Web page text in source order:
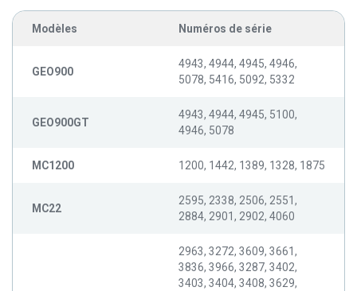
Modèles Numéros de série
GEO900
4943, 4944, 4945, 4946,
5078, 5416, 5092, 5332
GEO900GT
4943, 4944, 4945, 5100,
4946, 5078
MC1200 1200, 1442, 1389, 1328, 1875
MC22
2595, 2338, 2506, 2551,
2884, 2901, 2902, 4060
2963, 3272, 3609, 3661,
3836, 3966, 3287, 3402,
3403, 3404, 3408, 3629,